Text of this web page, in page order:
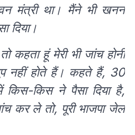
मंत्री था। मैंने भी खनन
दिया।
कहता हूं मेरी भी जांच होनी
नहीं होते हैं। कहते हैं, 30
किस-किस ने पैसा दिया है,
कर ले तो, पूरी भाजपा जेल